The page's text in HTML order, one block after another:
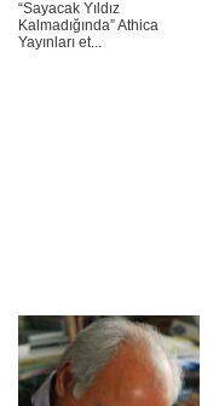
“Sayacak Yıldız
Kalmadığında” Athica
Yayınları et...